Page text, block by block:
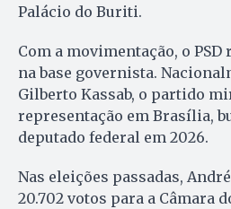
Palácio do Buriti.
Com a movimentação, o
na base governista.
Gilberto Kassab, o partido
representação em Brasília,
deputado federal em 2026.
Nas eleições passadas,
20.702 votos para a Câmara